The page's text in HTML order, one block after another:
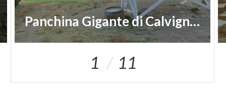
Panchina Gigante di Calvignano #149
1 11